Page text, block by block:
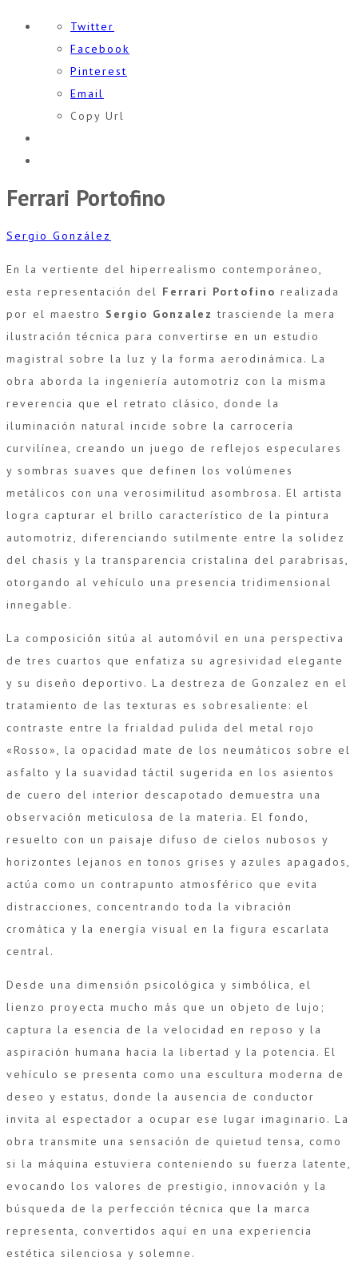
Twitter
Facebook
Pinterest
Email
Copy Url
Ferrari Portofino
Sergio González
En la vertiente del hiperrealismo contemporáneo,
esta representación del Ferrari Portofino realizada
por el maestro Sergio Gonzalez trasciende la mera
ilustración técnica para convertirse en un estudio
magistral sobre la luz y la forma aerodinámica. La
obra aborda la ingeniería automotriz con la misma
reverencia que el retrato clásico, donde la
iluminación natural incide sobre la carrocería
curvilínea, creando un juego de reflejos especulares
y sombras suaves que definen los volúmenes
metálicos con una verosimilitud asombrosa. El artista
logra capturar el brillo característico de la pintura
automotriz, diferenciando sutilmente entre la solidez
del chasis y la transparencia cristalina del parabrisas,
otorgando al vehículo una presencia tridimensional
innegable.
La composición sitúa al automóvil en una perspectiva
de tres cuartos que enfatiza su agresividad elegante
y su diseño deportivo. La destreza de Gonzalez en el
tratamiento de las texturas es sobresaliente: el
contraste entre la frialdad pulida del metal rojo
«Rosso», la opacidad mate de los neumáticos sobre el
asfalto y la suavidad táctil sugerida en los asientos
de cuero del interior descapotado demuestra una
observación meticulosa de la materia. El fondo,
resuelto con un paisaje difuso de cielos nubosos y
horizontes lejanos en tonos grises y azules apagados,
actúa como un contrapunto atmosférico que evita
distracciones, concentrando toda la vibración
cromática y la energía visual en la figura escarlata
central.
Desde una dimensión psicológica y simbólica, el
lienzo proyecta mucho más que un objeto de lujo;
captura la esencia de la velocidad en reposo y la
aspiración humana hacia la libertad y la potencia. El
vehículo se presenta como una escultura moderna de
deseo y estatus, donde la ausencia de conductor
invita al espectador a ocupar ese lugar imaginario. La
obra transmite una sensación de quietud tensa, como
si la máquina estuviera conteniendo su fuerza latente,
evocando los valores de prestigio, innovación y la
búsqueda de la perfección técnica que la marca
representa, convertidos aquí en una experiencia
estética silenciosa y solemne.